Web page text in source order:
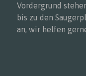
Vordergrund
bis zu den
an, wir helfen